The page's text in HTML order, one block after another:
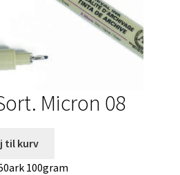
Micron 08
til kurv